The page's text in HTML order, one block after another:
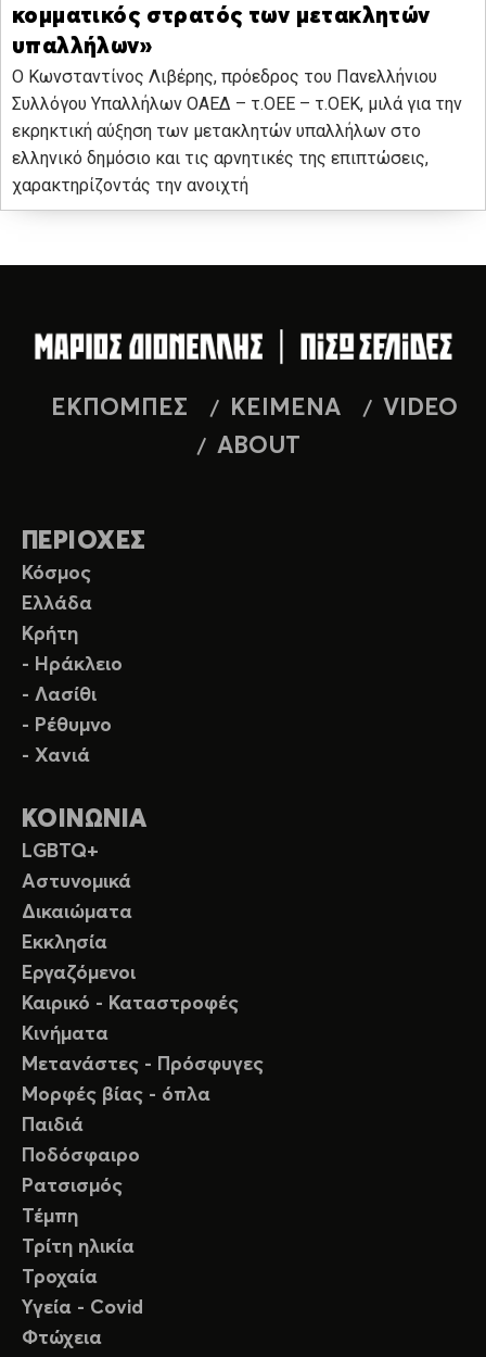
κομματικός στρατός των μετακλητών
υπαλλήλων»
Ο Κωνσταντίνος Λιβέρης, πρόεδρος του Πανελλήνιου
Συλλόγου Υπαλλήλων ΟΑΕΔ – τ.ΟΕΕ – τ.ΟΕΚ, μιλά για την
εκρηκτική αύξηση των μετακλητών υπαλλήλων στο
ελληνικό δημόσιο και τις αρνητικές της επιπτώσεις,
χαρακτηρίζοντάς την ανοιχτή
ΕΚΠΟΜΠΕΣ ΚΕΙΜΕΝΑ
VIDEO
ABOUT
ΠΕΡΙΟΧΕΣ
Κόσμος
Ελλάδα
Κρήτη
- Ηράκλειο
- Λασίθι
- Ρέθυμνο
- Χανιά
ΚΟΙΝΩΝΙΑ
LGBTQ+
Αστυνομικά
Δικαιώματα
Εκκλησία
Εργαζόμενοι
Καιρικό - Καταστροφές
Κινήματα
Μετανάστες - Πρόσφυγες
Μορφές βίας - όπλα
Παιδιά
Ποδόσφαιρο
Ρατσισμός
Τέμπη
Τρίτη ηλικία
Τροχαία
Υγεία - Covid
Φτώχεια